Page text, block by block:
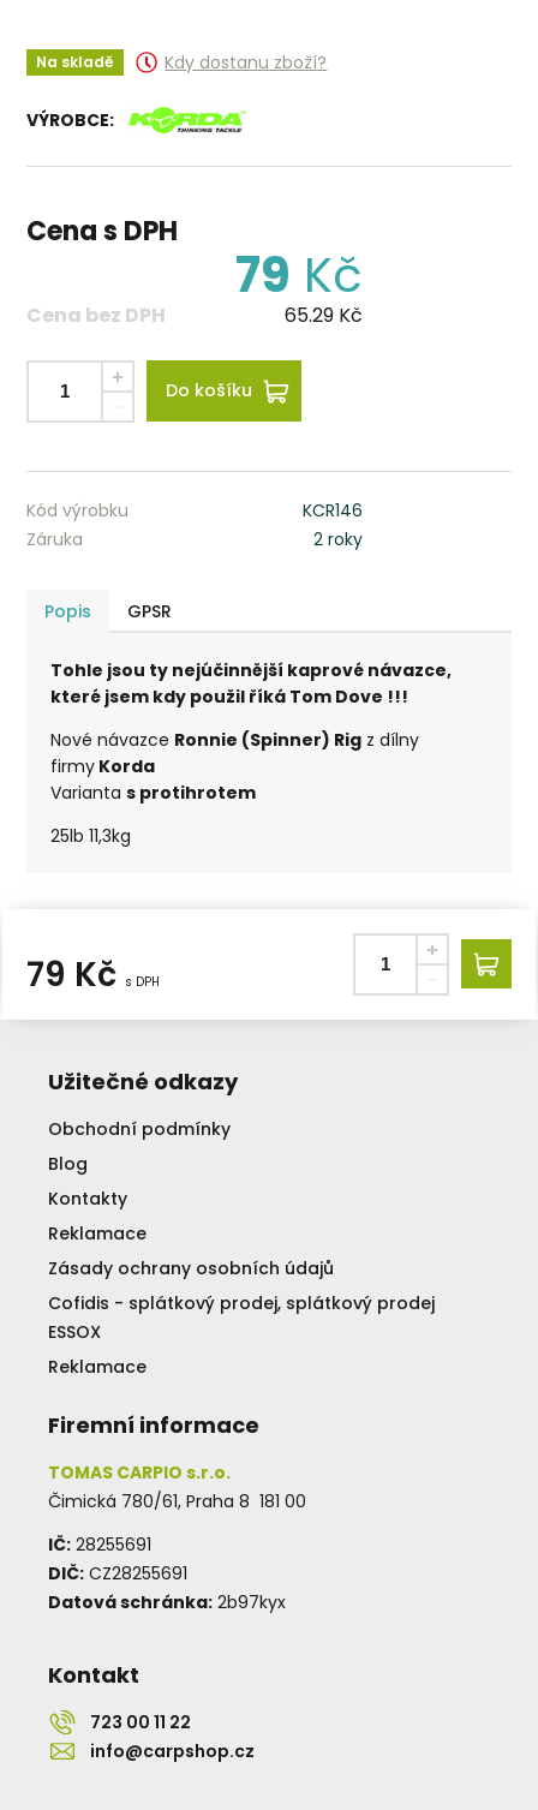
Na skladě Kdy dostanu zboží?
VÝROBCE:
Cena s DPH
79 Kč
Cena bez DPH 65.29 Kč
Do košíku
Kód výrobku
KCR146
Záruka
2 roky
Popis GPSR
Tohle jsou ty nejúčinnější kaprové návazce,
které jsem kdy použil říká Tom Dove !!!
Nové návazce Ronnie (Spinner) Rig z dílny
firmy Korda
Variantas protihrotem
25lb 11,3kg
79 Kč s DPH
Užitečné odkazy
Obchodní podmínky
Blog
Kontakty
Reklamace
Zásady ochrany osobních údajů
Cofidis - splátkový prodej, splátkový prodej
ESSOX
Reklamace
Firemní informace
TOMAS CARPIO s.r.o.
Čimická 780/61, Praha 8 181 00
IČ: 28255691
DIČ: CZ28255691
Datová schránka: 2b97kyx
Kontakt
723 00 11 22
info@carpshop.cz